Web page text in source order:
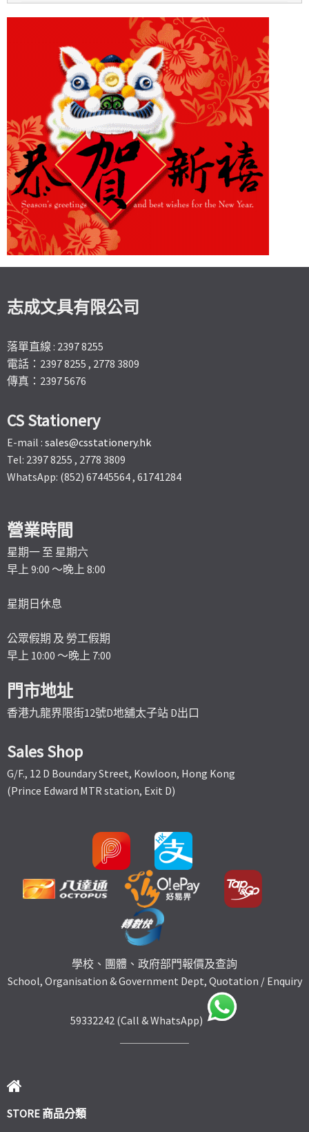
志成文具有限公司
落單直線 : 2397 8255
電話：2397 8255 , 2778 3809
傳真：2397 5676
CS Stationery
E-mail : sales@csstationery.hk
Tel: 2397 8255 , 2778 3809
WhatsApp: (852) 67445564 , 61741284
營業時間
星期一 至 星期六
早上 9:00 ～晚上 8:00
星期日休息
公眾假期 及 勞工假期
早上 10:00 ～晚上 7:00
門市地址
香港九龍界限街12號D地舖太子站 D出口
Sales Shop
G/F., 12 D Boundary Street, Kowloon, Hong Kong
(Prince Edward MTR station, Exit D)
學校、團體、政府部門報價及查詢
School, Organisation & Government Dept, Quotation / Enquiry
59332242 (Call & WhatsApp)
STORE 商品分類